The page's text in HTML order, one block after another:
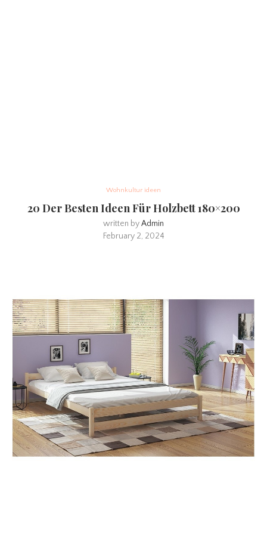
Wohnkultur ideen
20 Der Besten Ideen Für Holzbett 180×200
written byAdmin
February 2, 2024